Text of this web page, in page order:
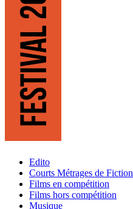
Edito
Courts Métrages de Fiction
Films en compétition
Films hors compétition
Musique